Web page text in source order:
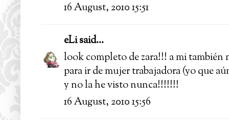
16 August, 2010 15:51
eLisaid...
look completo de zara!!! a mi también
para ir de mujer trabajadora (yo que
y no la he visto nunca!!!!!!!
16 August, 2010 15:56